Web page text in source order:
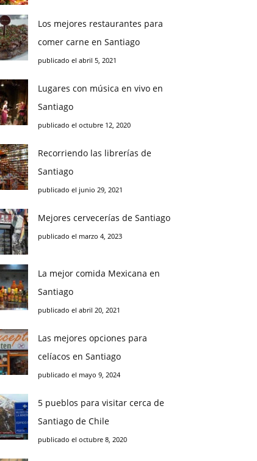
Los mejores restaurantes para
comer carne en Santiago
publicado el abril 5, 2021
Lugares con música en vivo en
Santiago
publicado el octubre 12, 2020
Recorriendo las librerías de
Santiago
publicado el junio 29, 2021
Mejores cervecerías de Santiago
publicado el marzo 4, 2023
La mejor comida Mexicana en
Santiago
publicado el abril 20, 2021
Las mejores opciones para
celíacos en Santiago
publicado el mayo 9, 2024
5 pueblos para visitar cerca de
Santiago de Chile
publicado el octubre 8, 2020